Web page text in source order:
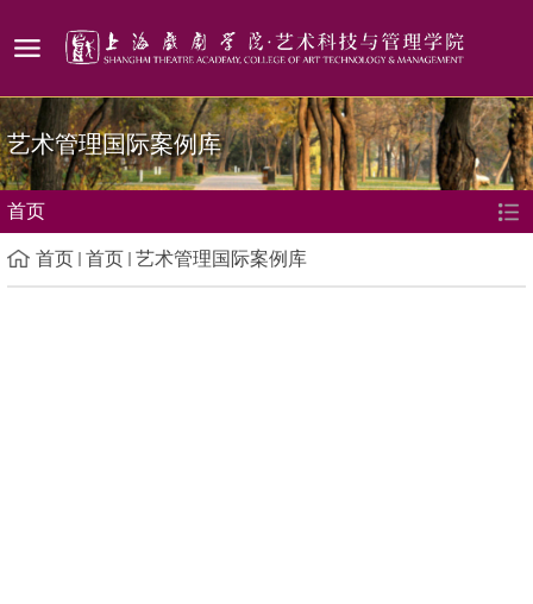
艺术管理国际案例库
首页
首页 首页 艺术管理国际案例库